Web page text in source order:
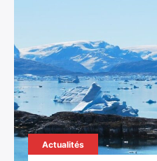
Actualités